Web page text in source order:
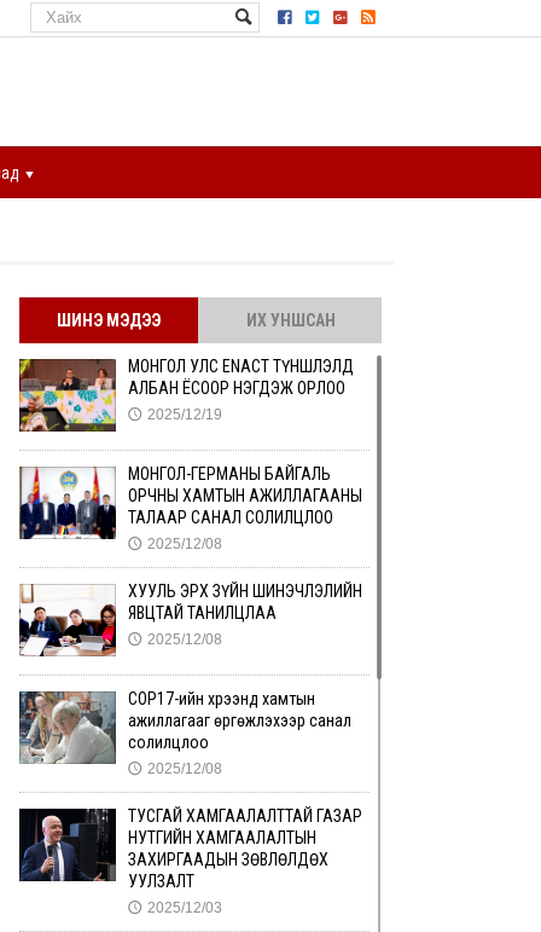
ШИНЭ МЭДЭЭ ИХ УНШСАН
МОНГОЛ УЛС ENACT ТҮНШЛЭЛД
АЛБАН ЁСООР НЭГДЭЖ ОРЛОО
🕔 2025/12/19
МОНГОЛ-ГЕРМАНЫ БАЙГАЛЬ
ОРЧНЫ ХАМТЫН АЖИЛЛАГААНЫ
ТАЛААР САНАЛ СОЛИЛЦЛОО
🕔 2025/12/08
ХУУЛЬ ЭРХ ЗҮЙН ШИНЭЧЛЭЛИЙН
ЯВЦТАЙ ТАНИЛЦЛАА
🕔 2025/12/08
СОР17-ийн хүрээнд хамтын
ажиллагааг өргөжүүлэхээр санал
солилцлоо
🕔 2025/12/08
ТУСГАЙ ХАМГААЛАЛТТАЙ ГАЗАР
НУТГИЙН ХАМГААЛАЛТЫН
ЗАХИРГААДЫН ЗӨВЛӨЛДӨХ
УУЛЗАЛТ
🕔 2025/12/03